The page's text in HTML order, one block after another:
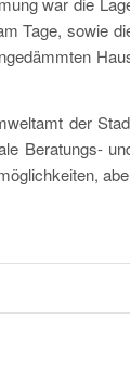
Tage, sowie
der
Beratungs-